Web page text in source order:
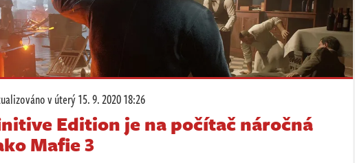
v úterý15. 9. 2020 18:26
Edition je na počítač náročná
Mafie 3